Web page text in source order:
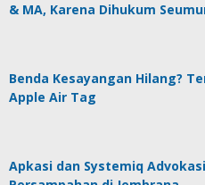
& MA, Karena Dihukum
Benda Kesayangan Hilang?
Apple Air Tag
Apkasi dan Systemiq Advokasi